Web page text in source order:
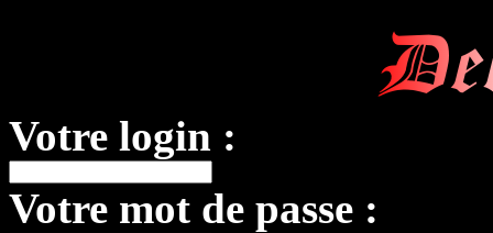
Votre login :
Votre mot de passe :